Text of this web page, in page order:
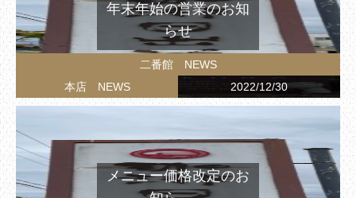
二番館 NEWS
本店 NEWS
2022/12/30
年末年始の営業のお知
らせ
メニュー価格改定のお